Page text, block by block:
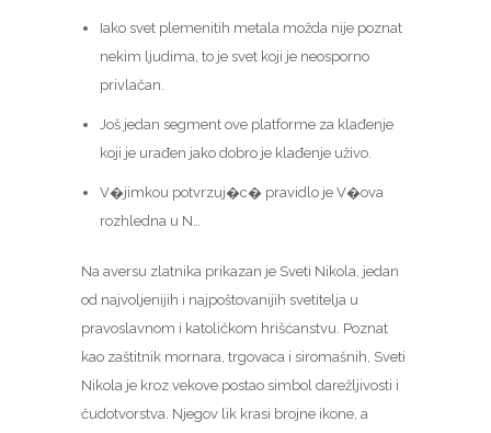
Iako svet plemenitih metala možda nije poznat
nekim ljudima, to je svet koji je neosporno
privlačan.
Još jedan segment ove platforme za klađenje
koji je urađen jako dobro je klađenje uživo.
V�jimkou potvrzuj�c� pravidlo je V�ova
rozhledna u N…
Na aversu zlatnika prikazan je Sveti Nikola, jedan
od najvoljenijih i najpoštovanijih svetitelja u
pravoslavnom i katoličkom hrišćanstvu. Poznat
kao zaštitnik mornara, trgovaca i siromašnih, Sveti
Nikola je kroz vekove postao simbol darežljivosti i
čudotvorstva. Njegov lik krasi brojne ikone, a